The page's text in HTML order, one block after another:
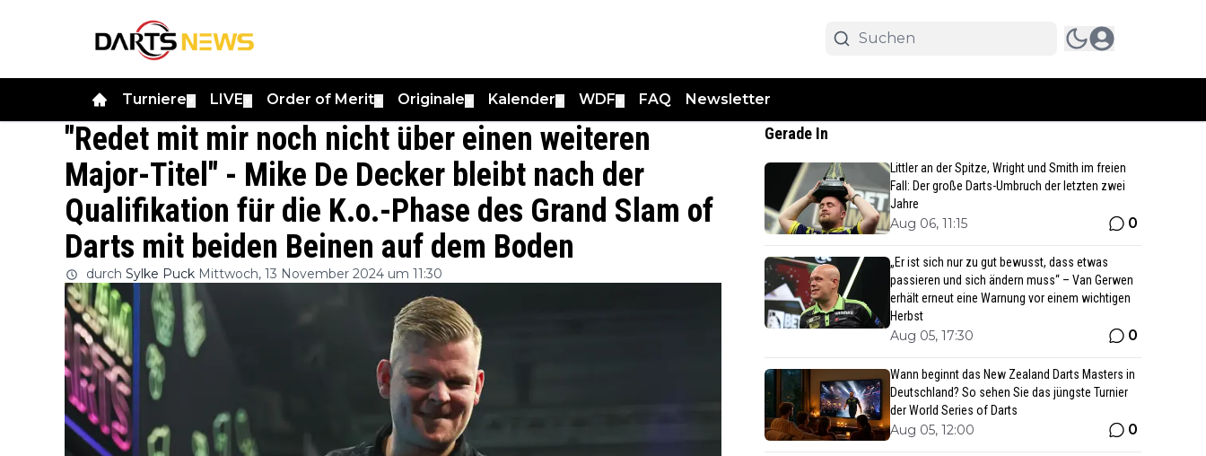
Turniere LIVE Order of Merit Originale Kalender WDF FAQ Newsletter
"Redet mit mir noch nicht über einen weiteren
Major-Titel" - Mike De Decker bleibt nach der
Qualifikation für die K.o.-Phase des Grand Slam of
Darts mit beiden Beinen auf dem Boden
durch Sylke Puck Mittwoch, 13 November 2024 um 11:30
Gerade In
Littler an der Spitze, Wright und Smith im freien
Fall: Der große Darts-Umbruch der letzten zwei
Jahre
Aug 06, 11:15 0
„Er ist sich nur zu gut bewusst, dass etwas
passieren und sich ändern muss“ – Van Gerwen
erhält erneut eine Warnung vor einem wichtigen
Herbst
Aug 05, 17:30 0
Wann beginnt das New Zealand Darts Masters in
Deutschland? So sehen Sie das jüngste Turnier
der World Series of Darts
Aug 05, 12:00 0